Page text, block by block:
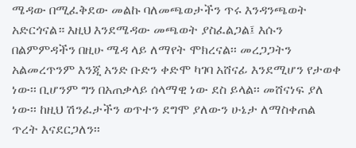
ሜዳው በሚፈቅደው መልኩ ባለመጫወታችን ጥሩ እንዳንጫወት
አድርጎናል። እዚህ እንደሜዳው መጫወት ያስፈልጋል፤ እሱን
በልምምዳችን በዚሁ ሜዳ ላይ ለማየት ሞክረናል፡፡ መረጋጋትን
አልመረጥንም እንጂ አንድ ቡድን ቀድሞ ካገባ አሸናፊ እንደሚሆን የታወቀ
ነው፡፡ ቢሆንም ግን በአጠቃላይ ሰላማዊ ነው ደስ ይላል፡፡ መሸናነፍ ያለ
ነው፡፡ ከዚህ ሽንፈታችን ወጥተን ደግሞ ያለውን ሁኔታ ለማስቀጠል
ጥረት እናደርጋለን፡፡